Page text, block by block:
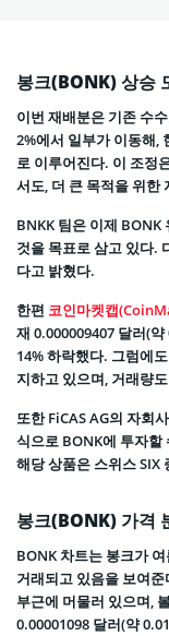
봉크(BONK) 상승
이번 재배분은 기존 수
2%에서 일부가 이동해,
로 이루어진다. 이 조정
서도, 더 큰 목적을 위한
BNKK 팀은 이제 BONK
것을 목표로 삼고 있다.
다고 밝혔다.
한편 코인마켓캡
재 0.000009407 달러(
14% 하락했다. 그럼에
지하고 있으며, 거래량
또한 FiCAS AG의 자회
식으로 BONK에 투자할
해당 상품은 스위스 SIX
봉크(BONK) 가격
BONK 차트는 봉크가
거래되고 있음을 보여
부근에 머물러 있으며,
0.00001098 달러(약